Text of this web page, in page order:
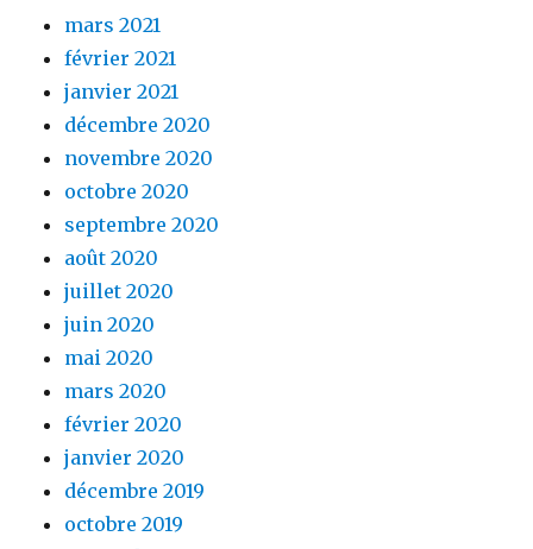
mars 2021
février 2021
janvier 2021
décembre 2020
novembre 2020
octobre 2020
septembre 2020
août 2020
juillet 2020
juin 2020
mai 2020
mars 2020
février 2020
janvier 2020
décembre 2019
octobre 2019